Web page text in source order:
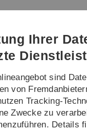
Ihrer
sind
von
Tracking-
Zwecke zu
Details